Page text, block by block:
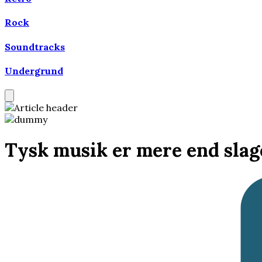
Rock
Soundtracks
Undergrund
Tysk musik er mere end